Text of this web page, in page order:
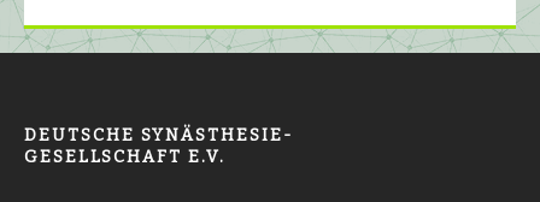
DEUTSCHE SYNÄSTHESIE-
GESELLSCHAFT E.V.